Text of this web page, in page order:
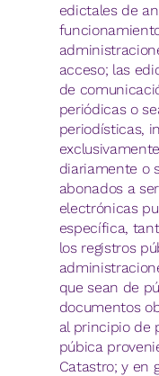
edictales de
acceso; las
de
periódicas o
periodísticas,
diariamente o
abonados a
electrónicas
específica,
los registros
que sean de
documentos
al principio de
púbica
Catastro; y en